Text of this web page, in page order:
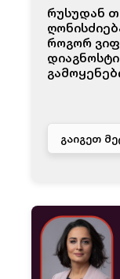
რუსუდან
როგორ
ᲒᲐᲘᲒᲔᲗ